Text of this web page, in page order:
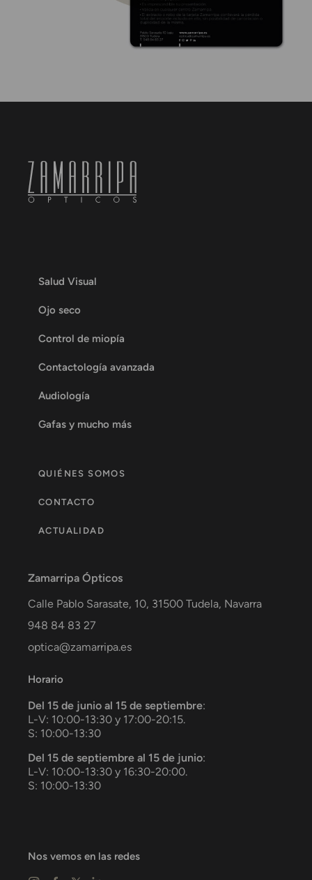
Salud Visual
Ojo seco
Control de miopía
Contactología avanzada
Audiología
Gafas y mucho más
QUIÉNES SOMOS
CONTACTO
ACTUALIDAD
Zamarripa Ópticos
Calle Pablo Sarasate, 10, 31500 Tudela, Navarra
948 84 83 27
optica@zamarripa.es
Horario
Del 15 de junio al 15 de septiembre:
L-V: 10:00-13:30 y 17:00-20:15.
S: 10:00-13:30
Del 15 de septiembre al 15 de junio:
L-V: 10:00-13:30 y 16:30-20:00.
S: 10:00-13:30
Nos vemos en las redes